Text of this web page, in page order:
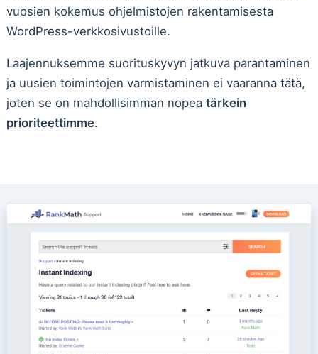
vuosien kokemus ohjelmistojen rakentamisesta
WordPress-verkkosivustoille.
Laajennuksemme suorituskyvyn jatkuva parantaminen
ja uusien toimintojen varmistaminen ei vaaranna tätä,
joten se on mahdollisimman nopea tärkein
prioriteettimme.